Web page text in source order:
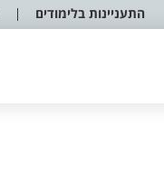
התעניינות בלימודים